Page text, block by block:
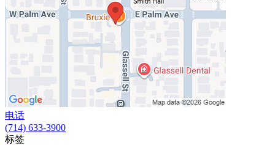
电话
(714) 633-3900
标签